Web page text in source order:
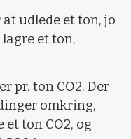
udlede et ton, jo
et ton,
pr. ton CO2. Der
omkring,
ton CO2, og